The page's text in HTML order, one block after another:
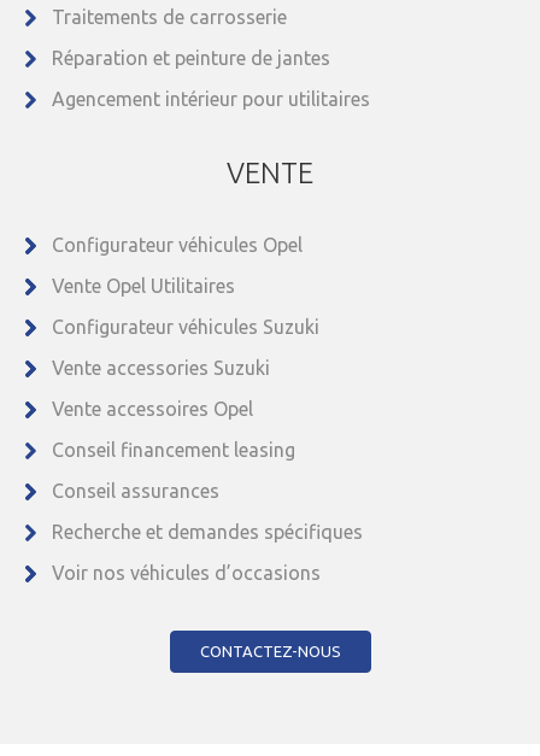
Traitements de carrosserie
Réparation et peinture de jantes
Agencement intérieur pour utilitaires
VENTE
Configurateur véhicules Opel
Vente Opel Utilitaires
Configurateur véhicules Suzuki
Vente accessories Suzuki
Vente accessoires Opel
Conseil financement leasing
Conseil assurances
Recherche et demandes spécifiques
Voir nos véhicules d’occasions
CONTACTEZ-NOUS